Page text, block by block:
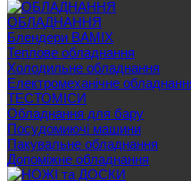
ОБЛАДНАННЯ
Блендери BAMIX
Теплове обладнання
Холодильне обладнання
Електромеханічне
ТЕСТОМІСИ
Обладнання для бару
Посудомиючі машини
Пакувальне обладнання
Допоміжне обладнання